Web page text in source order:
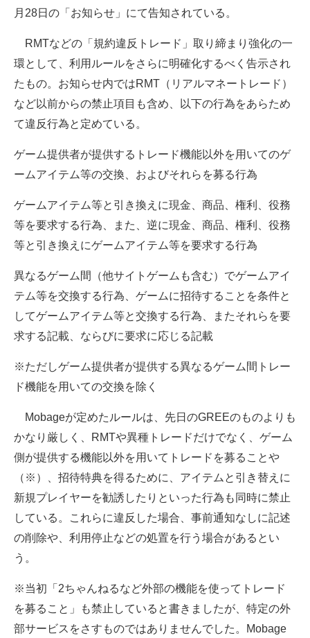
好きが集まる 比べて選べる
ビジネスと働き方のヒント
企業ITのトレンドを詳説
経営リーダーのコミュニティ
マーケ×ITの今がよく分かる
企業向けIT製品の総合サイト
IT製品の技術・比較・事例
製造業のIT導入・活用を支援
モノづくり技術者専門サイト
エレクトロニクス専門サイト
電子設計の基本と応用
建設×テクノロジーの最前線
ちょっと気になるネットの話題
月28日の「お知らせ」にて告知されている。
RMTなどの「規約違反トレード」取り締まり強化の一
環として、利用ルールをさらに明確化するべく告示され
たもの。お知らせ内ではRMT（リアルマネートレード）
など以前からの禁止項目も含め、以下の行為をあらため
て違反行為と定めている。
ゲーム提供者が提供するトレード機能以外を用いてのゲ
ームアイテム等の交換、およびそれらを募る行為
ゲームアイテム等と引き換えに現金、商品、権利、役務
等を要求する行為、また、逆に現金、商品、権利、役務
等と引き換えにゲームアイテム等を要求する行為
異なるゲーム間（他サイトゲームも含む）でゲームアイ
テム等を交換する行為、ゲームに招待することを条件と
してゲームアイテム等と交換する行為、またそれらを要
求する記載、ならびに要求に応じる記載
※ただしゲーム提供者が提供する異なるゲーム間トレー
ド機能を用いての交換を除く
Mobageが定めたルールは、先日のGREEのものよりも
かなり厳しく、RMTや異種トレードだけでなく、ゲーム
側が提供する機能以外を用いてトレードを募ることや
（※）、招待特典を得るために、アイテムと引き替えに
新規プレイヤーを勧誘したりといった行為も同時に禁止
している。これらに違反した場合、事前通知なしに記述
の削除や、利用停止などの処置を行う場合があるとい
う。
※当初「2ちゃんねるなど外部の機能を使ってトレード
を募ること」も禁止していると書きましたが、特定の外
部サービスをさすものではありませんでした。Mobage